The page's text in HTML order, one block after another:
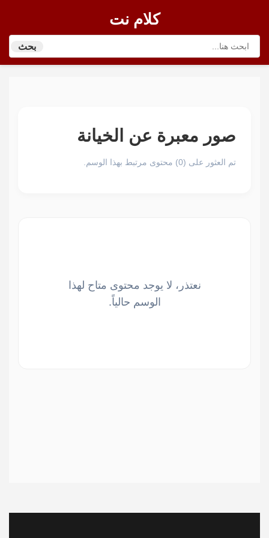
كلام نت
بحث
صور معبرة عن الخيانة
تم العثور على (0) محتوى مرتبط بهذا الوسم.
نعتذر، لا يوجد محتوى متاح لهذا
الوسم حالياً.